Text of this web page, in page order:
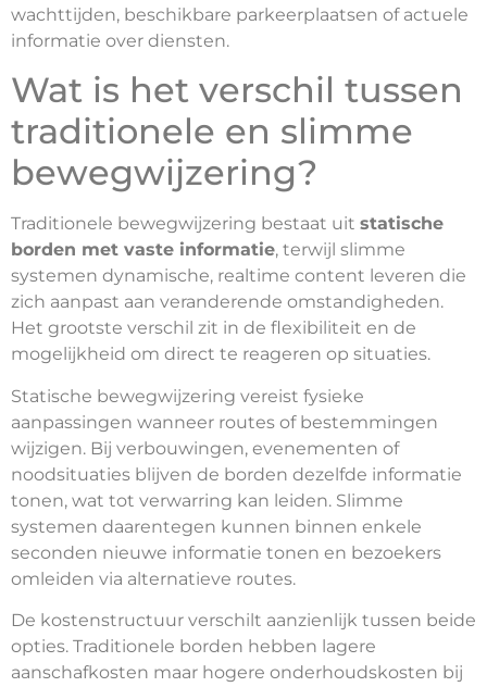
wachttijden, beschikbare parkeerplaatsen of actuele
informatie over diensten.
Wat is het verschil tussen
traditionele en slimme
bewegwijzering?
Traditionele bewegwijzering bestaat uit statische
borden met vaste informatie, terwijl slimme
systemen dynamische, realtime content leveren die
zich aanpast aan veranderende omstandigheden.
Het grootste verschil zit in de flexibiliteit en de
mogelijkheid om direct te reageren op situaties.
Statische bewegwijzering vereist fysieke
aanpassingen wanneer routes of bestemmingen
wijzigen. Bij verbouwingen, evenementen of
noodsituaties blijven de borden dezelfde informatie
tonen, wat tot verwarring kan leiden. Slimme
systemen daarentegen kunnen binnen enkele
seconden nieuwe informatie tonen en bezoekers
omleiden via alternatieve routes.
De kostenstructuur verschilt aanzienlijk tussen beide
opties. Traditionele borden hebben lagere
aanschafkosten maar hogere onderhoudskosten bij